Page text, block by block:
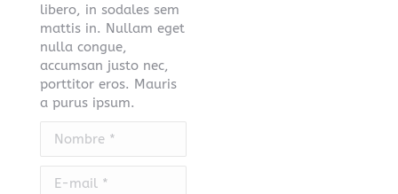
libero, in sodales sem
mattis in. Nullam eget
nulla congue,
accumsan justo nec,
porttitor eros. Mauris
a purus ipsum.
Nombre *
E-mail *